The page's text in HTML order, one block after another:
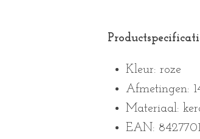
Kleur: roze
Afmetingen:
Materiaal:
EAN: